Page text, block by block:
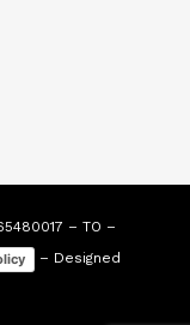
– TO –
– Designed